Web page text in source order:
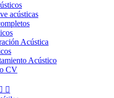
acústicas
Acústica
Acústico
CV
